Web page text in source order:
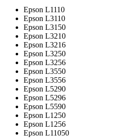
Epson L1110
Epson L3110
Epson L3150
Epson L3210
Epson L3216
Epson L3250
Epson L3256
Epson L3550
Epson L3556
Epson L5290
Epson L5296
Epson L5590
Epson L1250
Epson L1256
Epson L11050